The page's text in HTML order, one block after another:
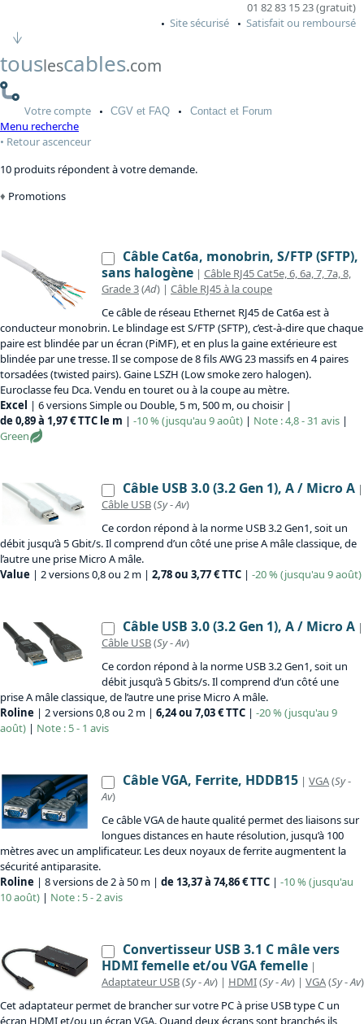
01 82 83 15 23 (gratuit)
Site sécurisé
Satisfait ou remboursé
touslescables.com
Votrecompte CGV et FAQ Contactet Forum
Menu recherche
Retour ascenceur
10 produits répondent à votre demande.
Promotions
Câble Cat6a, monobrin, S/FTP (SFTP),
sans halogène | Câble RJ45 Cat5e, 6, 6a, 7, 7a, 8,
Grade 3(Ad) | Câble RJ45 à la coupe
Ce câble de réseau Ethernet RJ45 de Cat6a est à
conducteur monobrin. Le blindage est S/FTP (SFTP), c’est-à-dire que chaque
paire est blindée par un écran (PiMF), et en plus la gaine extérieure est
blindée par une tresse. Il se compose de 8 fils AWG 23 massifs en 4 paires
torsadées (twisted pairs). Gaine LSZH (Low smoke zero halogen).
Euroclasse feu Dca. Vendu en touret ou à la coupe au mètre.
Excel | 6 versions Simple ou Double, 5 m, 500 m, ou choisir |
de 0,89 à 1,97 € TTC le m | -10 % (jusqu'au 9 août) | Note : 4,8 - 31 avis |
Green
Câble USB 3.0 (3.2 Gen 1), A / Micro A |
Câble USB(Sy-Av)
Ce cordon répond à la norme USB 3.2 Gen1, soit un
débit jusqu’à 5 Gbit/s. Il comprend d’un côté une prise A mâle classique, de
l’autre une prise Micro A mâle.
Value | 2 versions 0,8 ou 2 m | 2,78 ou 3,77 € TTC | -20 % (jusqu'au 9 août)
Câble USB 3.0 (3.2 Gen 1), A / Micro A |
Câble USB(Sy-Av)
Ce cordon répond à la norme USB 3.2 Gen1, soit un
débit jusqu’à 5 Gbits/s. Il comprend d’un côté une
prise A mâle classique, de l’autre une prise Micro A mâle.
Roline | 2 versions 0,8 ou 2 m | 6,24 ou 7,03 € TTC | -20 % (jusqu'au 9
août) | Note : 5 - 1 avis
Câble VGA, Ferrite, HDDB15 | VGA(Sy-
Av)
Ce câble VGA de haute qualité permet des liaisons sur
longues distances en haute résolution, jusqu’à 100
mètres avec un amplificateur. Les deux noyaux de ferrite augmentent la
sécurité antiparasite.
Roline | 8 versions de 2 à 50 m | de 13,37 à 74,86 € TTC | -10 % (jusqu'au
10 août) | Note : 5 - 2 avis
Convertisseur USB 3.1 C mâle vers
HDMI femelle et/ou VGA femelle |
Adaptateur USB(Sy-Av) | HDMI(Sy-Av) | VGA(Sy-Av)
Cet adaptateur permet de brancher sur votre PC à prise USB type C un
écran HDMI et/ou un écran VGA. Quand deux écrans sont branchés ils